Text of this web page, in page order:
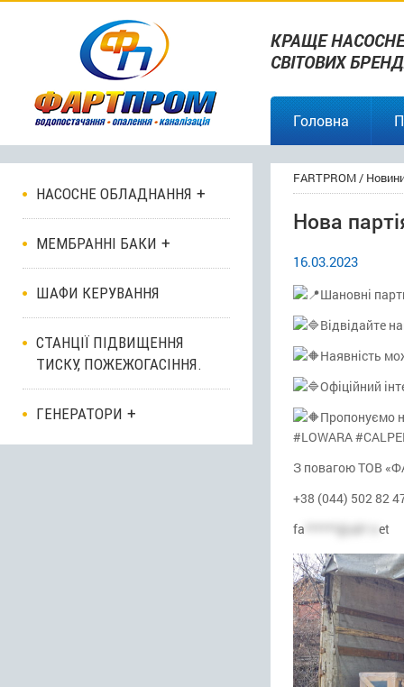
КРАЩЕ
СВІТОВИХ
Головна
НАСОСНЕ ОБЛАДНАННЯ
МЕМБРАННІ БАКИ
ШАФИ КЕРУВАННЯ
СТАНЦІЇ ПІДВИЩЕННЯ
ТИСКУ, ПОЖЕЖОГАСІННЯ.
ГЕНЕРАТОРИ
FARTPROM/
Нова
16.03.2023
Шановні
Відвідайте
Наявність
Офіційний
Пропонуємо
#LOWARA
З повагою ТОВ
+38 (044) 502 82
fa ******@uk*.n et